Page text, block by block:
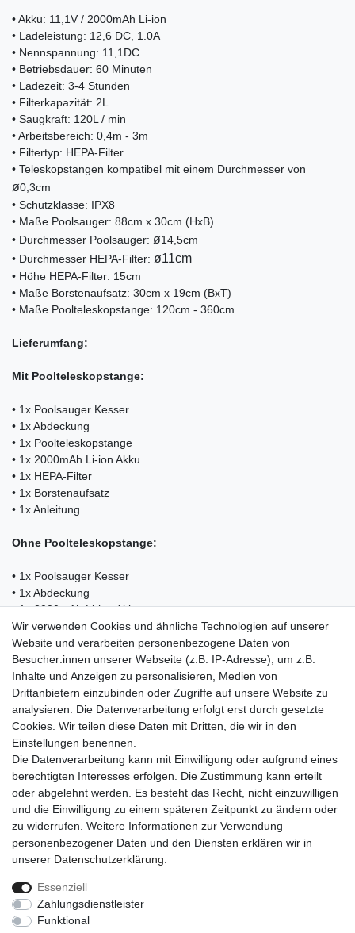
• Akku: 11,1V / 2000mAh Li-ion
• Ladeleistung: 12,6 DC, 1.0A
• Nennspannung: 11,1DC
• Betriebsdauer: 60 Minuten
• Ladezeit: 3-4 Stunden
• Filterkapazität: 2L
• Saugkraft: 120L / min
• Arbeitsbereich: 0,4m - 3m
• Filtertyp: HEPA-Filter
• Teleskopstangen kompatibel mit einem Durchmesser von
ø0,3cm
• Schutzklasse: IPX8
• Maße Poolsauger: 88cm x 30cm (HxB)
• Durchmesser Poolsauger: ø14,5cm
• Durchmesser HEPA-Filter: ø11cm
• Höhe HEPA-Filter: 15cm
• Maße Borstenaufsatz: 30cm x 19cm (BxT)
• Maße Poolteleskopstange: 120cm - 360cm
Lieferumfang:
Mit Poolteleskopstange:
• 1x Poolsauger Kesser
• 1x Abdeckung
• 1x Poolteleskopstange
• 1x 2000mAh Li-ion Akku
• 1x HEPA-Filter
• 1x Borstenaufsatz
• 1x Anleitung
Ohne Poolteleskopstange:
• 1x Poolsauger Kesser
• 1x Abdeckung
• 1x 2000mAh Li-ion Akku
• 1x HEPA-Filter
• 1x Borstenaufsatz
• 1x Anleitung
Einkaufen
Zahlungsarten
Versandarten & -kosten
Warenkorb
Kasse
Widerrufsrecht
Mein Konto
Anmelden
Registrieren
Unternehmen
Wir verwenden Cookies und ähnliche Technologien auf unserer
Website und verarbeiten personenbezogene Daten von
Besucher:innen unserer Webseite (z.B. IP-Adresse), um z.B.
Inhalte und Anzeigen zu personalisieren, Medien von
Drittanbietern einzubinden oder Zugriffe auf unsere Website zu
analysieren. Die Datenverarbeitung erfolgt erst durch gesetzte
Cookies. Wir teilen diese Daten mit Dritten, die wir in den
Einstellungen benennen.
Die Datenverarbeitung kann mit Einwilligung oder aufgrund eines
berechtigten Interesses erfolgen. Die Zustimmung kann erteilt
oder abgelehnt werden. Es besteht das Recht, nicht einzuwilligen
und die Einwilligung zu einem späteren Zeitpunkt zu ändern oder
zu widerrufen. Weitere Informationen zur Verwendung
personenbezogener Daten und den Diensten erklären wir in
unserer Daten­schutz­erklärung
Essenziell
Zahlungsdienstleister
Funktional